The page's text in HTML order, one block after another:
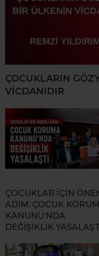
ÇOCUKLARIN
VİCDANIDIR
ÇOCUKLAR İÇİN
ADIM: ÇOCUK
KANUNU’NDA
DEĞİŞİKLİK YASALAŞTI